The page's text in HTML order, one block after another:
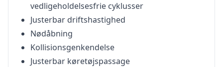
vedligeholdelsesfrie cyklusser
Justerbar driftshastighed
Nødåbning
Kollisionsgenkendelse
Justerbar køretøjspassage